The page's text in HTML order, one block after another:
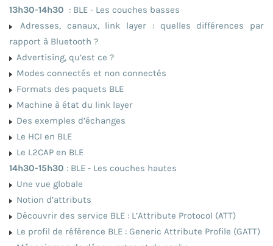
13h30-14h30 : BLE - Les couches basses
Adresses, canaux, link layer : quelles différences par
rapport à Bluetooth ?
Advertising, qu’est ce ?
Modes connectés et non connectés
Formats des paquets BLE
Machine à état du link layer
Des exemples d’échanges
Le HCI en BLE
Le L2CAP en BLE
14h30-15h30 : BLE - Les couches hautes
Une vue globale
Notion d’attributs
Découvrir des service BLE : L’Attribute Protocol (ATT)
Le profil de référence BLE : Generic Attribute Profile (GATT)